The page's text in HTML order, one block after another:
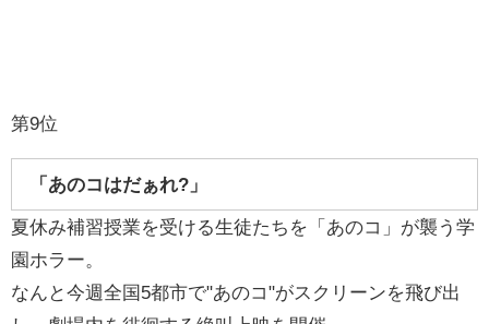
第9位
「あのコはだぁれ?」
夏休み補習授業を受ける生徒たちを「あのコ」が襲う学
園ホラー。
なんと今週全国5都市で"あのコ"がスクリーンを飛び出